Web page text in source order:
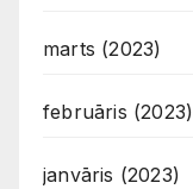
marts (2023)
februāris (2023)
janvāris (2023)